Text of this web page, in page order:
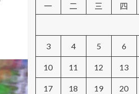
一
二 三 四
3 4 5 6
10 11 12 13
17 18 19 20